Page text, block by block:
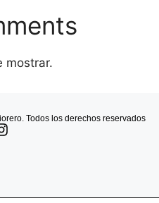
mostrar.
Todos los derechos reservados